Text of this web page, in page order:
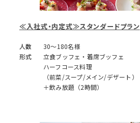
≪入社式・内定式≫スタンダードプラン
人数
30～180名様
形式
立食ブッフェ・着席ブッフェ
ハーフコース料理
（前菜/スープ/メイン/デザート）
＋飲み放題（2時間）